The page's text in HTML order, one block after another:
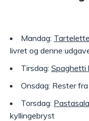
Mandag:
livret og denne
Tirsdag: Spaghetti
Onsdag: Rester
Torsdag:
kyllingebryst